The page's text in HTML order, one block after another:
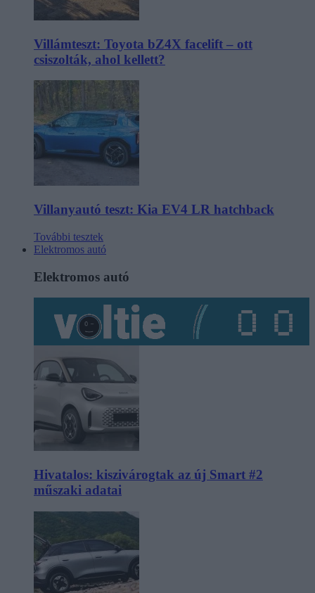
Villámteszt: Toyota bZ4X facelift – ott
csiszolták, ahol kellett?
Villanyautó teszt: Kia EV4 LR hatchback
További tesztek
Elektromos autó
Elektromos autó
Hivatalos: kiszivárogtak az új Smart #2
műszaki adatai